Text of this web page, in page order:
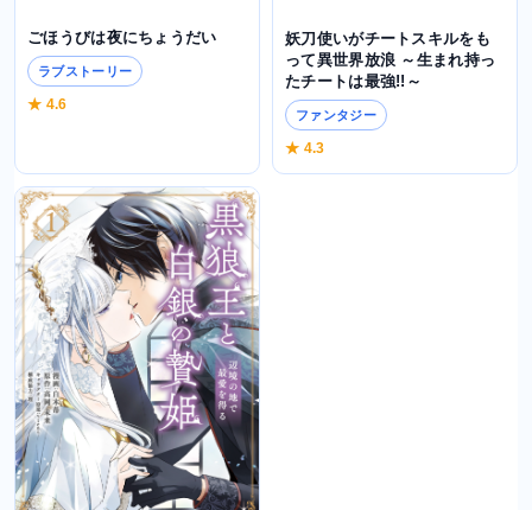
ごほうびは夜にちょうだい
ラブストーリー
★ 4.6
妖刀使いがチートスキルをも
って異世界放浪 ～生まれ持っ
たチートは最強!!～
ファンタジー
★ 4.3